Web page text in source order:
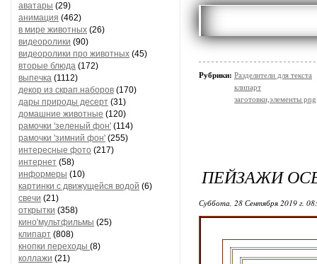
аватары (29)
анимация (462)
в мире животных (26)
видеоролики (90)
видеоролики про животных (45)
вторые блюда (172)
выпечка (1112)
декор из скрап.наборов (170)
дары природы десерт (31)
домашние животные (120)
рамочки 'зеленый фон' (114)
рамочки 'зимний фон' (255)
интересные фото (217)
интернет (58)
информеры (10)
картинки с движущейся водой (6)
свечи (21)
открытки (358)
кино'мультфильмы (25)
клипарт (808)
кнопки переходы (8)
коллажи (21)
Рубрики: Разделители для текста
клипарт
заготовки,элементы png
ПЕЙЗАЖИ
Суббота, 28 Сентября 2019 г.